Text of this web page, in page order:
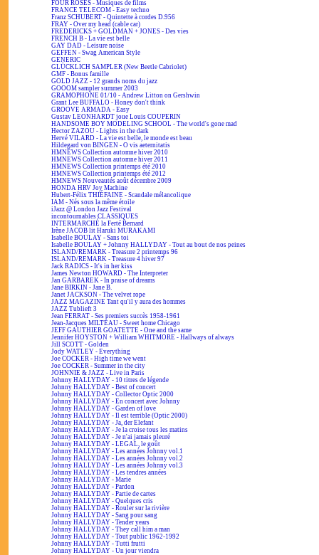
FOUR ROSES - Musiques de films
FRANCE TELECOM - Easy techno
Franz SCHUBERT - Quintette à cordes D.956
FRAY - Over my head (cable car)
FREDERICKS + GOLDMAN + JONES - Des vies
FRENCH B - La vie est belle
GAY DAD - Leisure noise
GEFFEN - Swag American Style
GENERIC
GLÜCKLICH SAMPLER (New Beetle Cabriolet)
GMF - Bonus famille
GOLD JAZZ - 12 grands noms du jazz
GOOOM sampler summer 2003
GRAMOPHONE 01/10 - Andrew Litton on Gershwin
Grant Lee BUFFALO - Honey don't think
GROOVE ARMADA - Easy
Gustav LEONHARDT joue Louis COUPERIN
HANDSOME BOY MODELING SCHOOL - The world's gone mad
Hector ZAZOU - Lights in the dark
Hervé VILARD - La vie est belle, le monde est beau
Hildegard von BINGEN - O vis aeternitatis
HMNEWS Collection automne hiver 2010
HMNEWS Collection automne hiver 2011
HMNEWS Collection printemps été 2010
HMNEWS Collection printemps été 2012
HMNEWS Nouveautés août décembre 2009
HONDA HRV Joy Machine
Hubert-Félix THIÉFAINE - Scandale mélancolique
IAM - Nés sous la même étoile
iJazz @ London Jazz Festival
incontournables CLASSIQUES
INTERMARCHÉ la Ferté Bernard
Irène JACOB lit Haruki MURAKAMI
Isabelle BOULAY - Sans toi
Isabelle BOULAY + Johnny HALLYDAY - Tout au bout de nos peines
ISLAND/REMARK - Treasure 2 printemps 96
ISLAND/REMARK - Treasure 4 hiver 97
Jack RADICS - It's in her kiss
James Newton HOWARD - The Interpreter
Jan GARBAREK - In praise of dreams
Jane BIRKIN - Jane B.
Janet JACKSON - The velvet rope
JAZZ MAGAZINE Tant qu'il y aura des hommes
JAZZ Tublieft 3
Jean FERRAT - Ses premiers succès 1958-1961
Jean-Jacques MILTEAU - Sweet home Chicago
JEFF GAUTHIER GOATETTE - One and the same
Jennifer HOYSTON + William WHITMORE - Hallways of always
Jill SCOTT - Golden
Jody WATLEY - Everything
Joe COCKER - High time we went
Joe COCKER - Summer in the city
JOHNNIE & JAZZ - Live in Paris
Johnny HALLYDAY - 10 titres de légende
Johnny HALLYDAY - Best of concert
Johnny HALLYDAY - Collector Optic 2000
Johnny HALLYDAY - En concert avec Johnny
Johnny HALLYDAY - Garden of love
Johnny HALLYDAY - Il est terrible (Optic 2000)
Johnny HALLYDAY - Ja, der Elefant
Johnny HALLYDAY - Je la croise tous les matins
Johnny HALLYDAY - Je n'ai jamais pleuré
Johnny HALLYDAY - LEGAL, le goût
Johnny HALLYDAY - Les années Johnny vol.1
Johnny HALLYDAY - Les années Johnny vol.2
Johnny HALLYDAY - Les années Johnny vol.3
Johnny HALLYDAY - Les tendres années
Johnny HALLYDAY - Marie
Johnny HALLYDAY - Pardon
Johnny HALLYDAY - Partie de cartes
Johnny HALLYDAY - Quelques cris
Johnny HALLYDAY - Rouler sur la rivière
Johnny HALLYDAY - Sang pour sang
Johnny HALLYDAY - Tender years
Johnny HALLYDAY - They call him a man
Johnny HALLYDAY - Tout public 1962-1992
Johnny HALLYDAY - Tutti frutti
Johnny HALLYDAY - Un jour viendra